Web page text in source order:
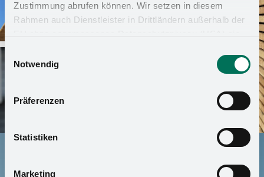
Zustimmung abrufen können. Wir setzen in diesem
Rahmen auch Dienstleister in Drittländern außerhalb der
zu Sicherheits- und Überwachungszwecken zugreifen,
Rechtsmittel einlegen können. Mit Ihrer Einstellung
willigen Sie in die oben beschriebenen Vorgänge ein. Sie
widerrufen. Mehr Informationen finden Sie in unserer
Impressum.
Einwilligungsauswahl
Notwendig
Präferenzen
Statistiken
Marketing